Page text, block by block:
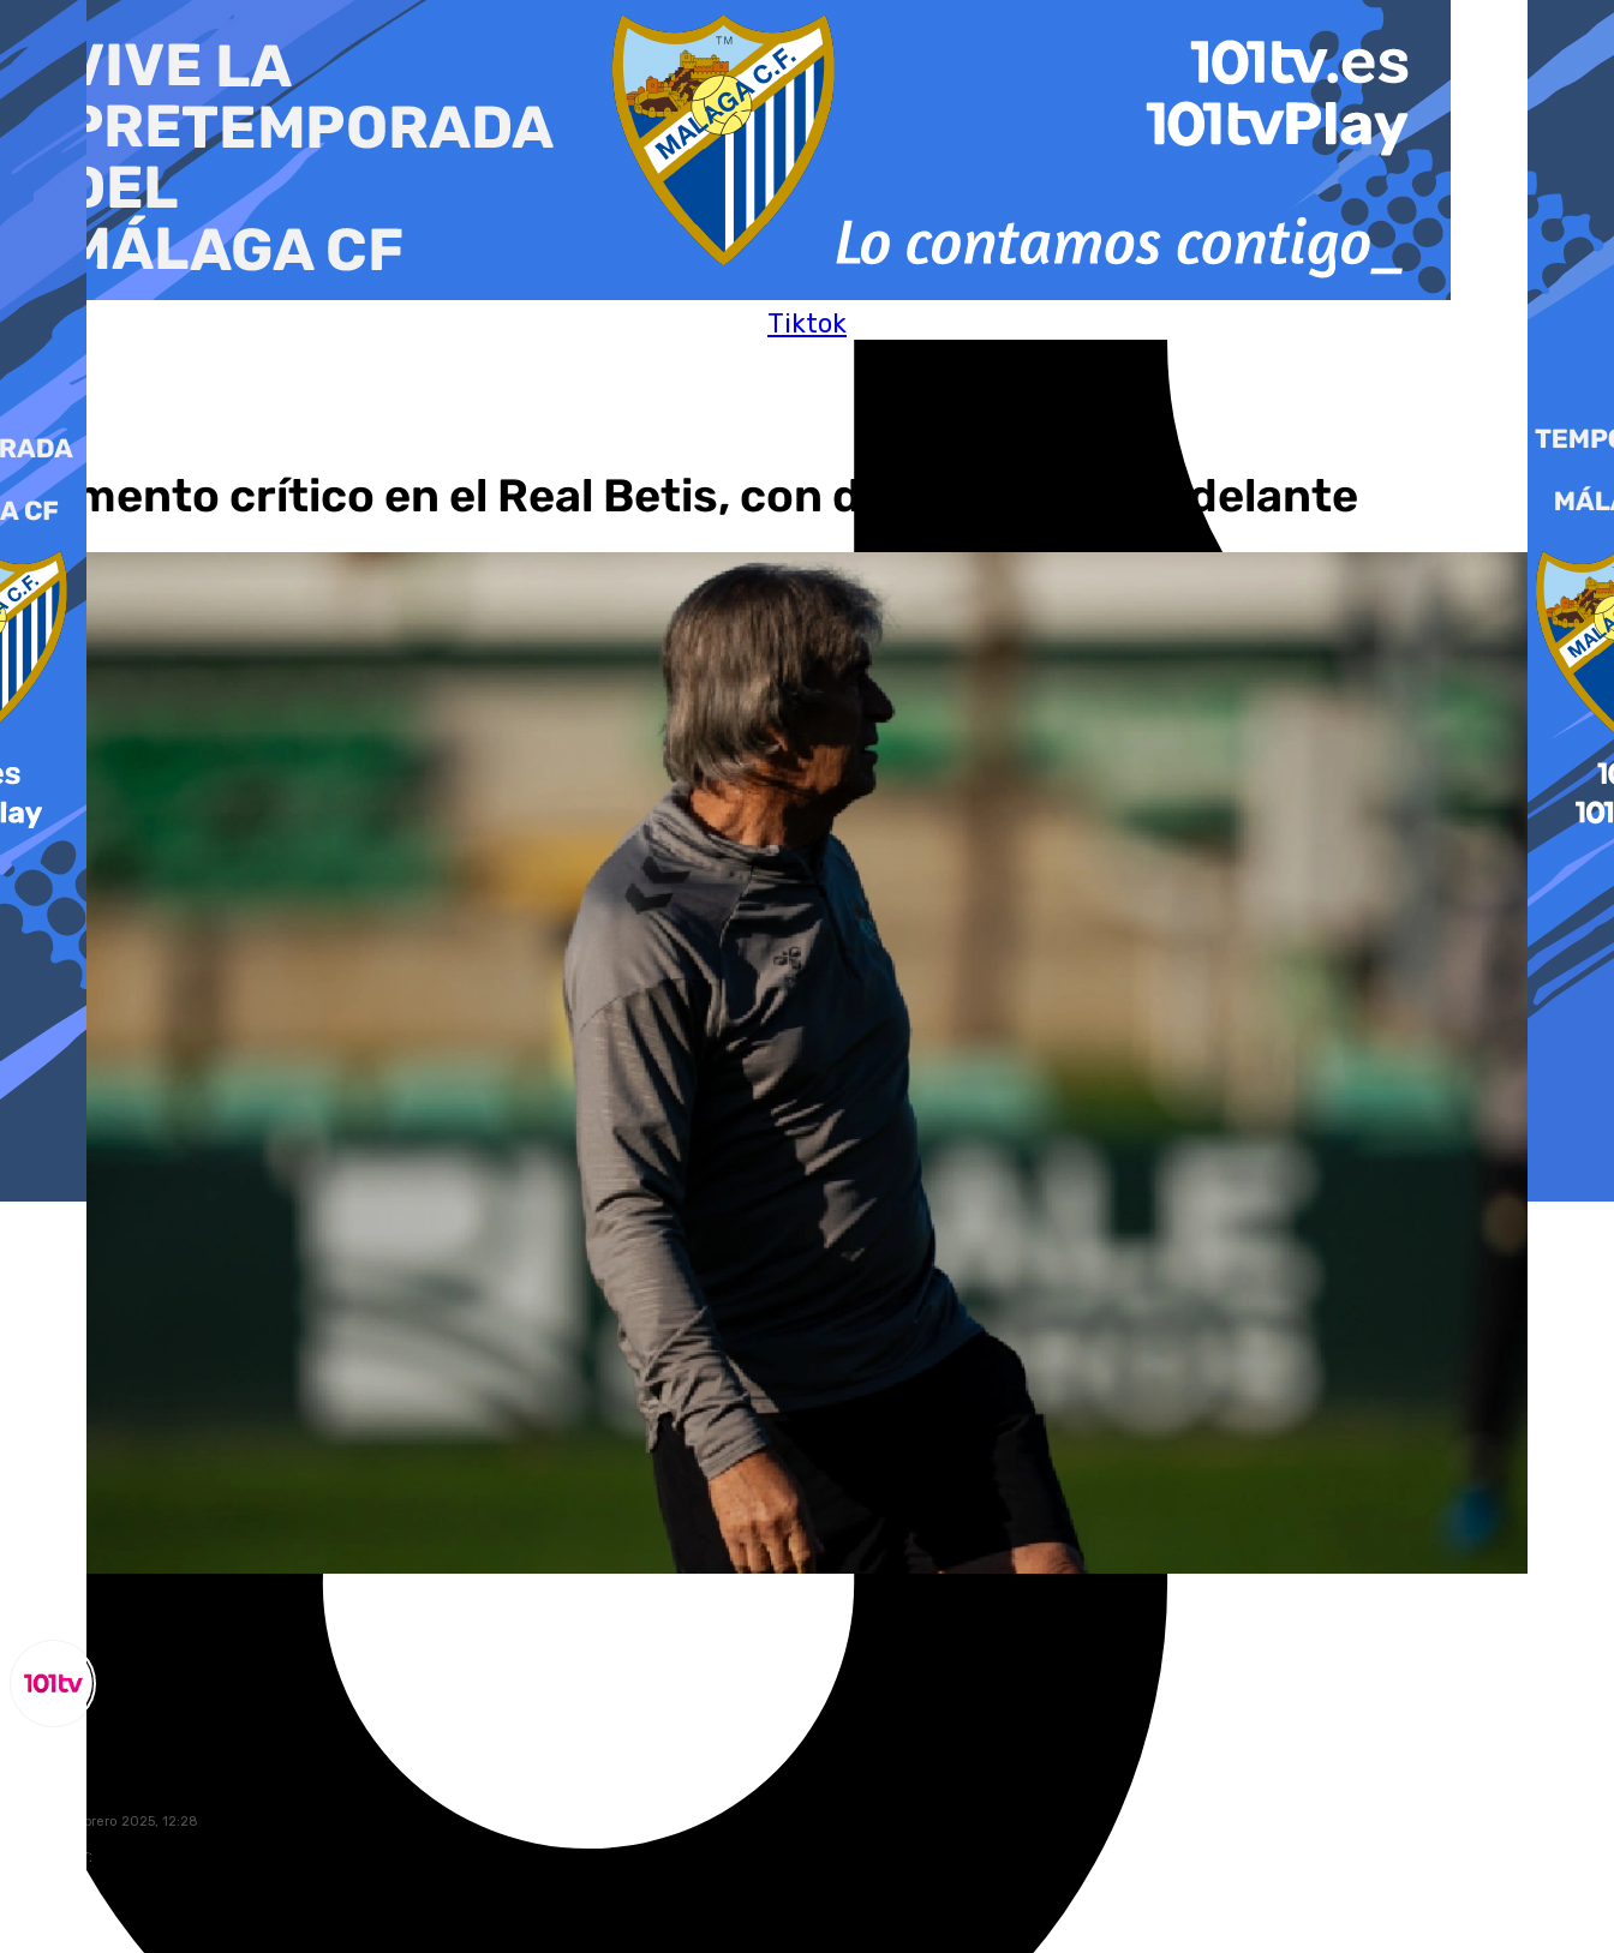
al
contenido
Tiktok
Momento crítico en el Real Betis, con dos ‘finales’ por delante
lunes, 10 febrero 2025, 12:28
Compartir: